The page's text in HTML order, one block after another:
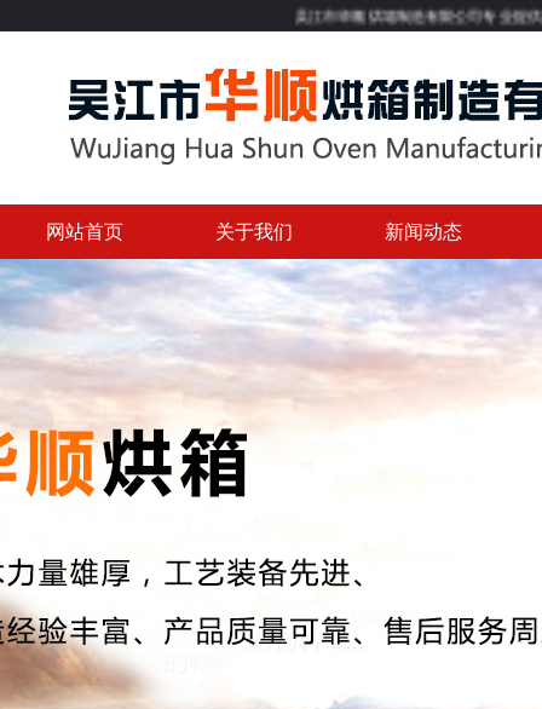
吴江市华顺烘箱制造有限公司专业提供热风循
网站首页 关于我们 新闻动态